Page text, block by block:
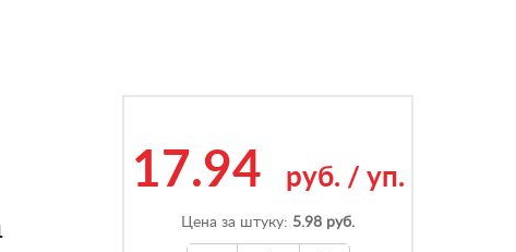
17.94 руб. / уп.
Цена за штуку: 5.98 руб.